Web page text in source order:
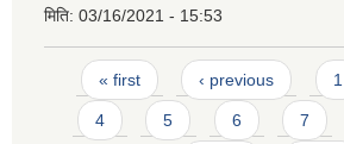
मिति: 03/16/2021 - 15:53
Pages
« first ‹ previous 1
4 5 6 7